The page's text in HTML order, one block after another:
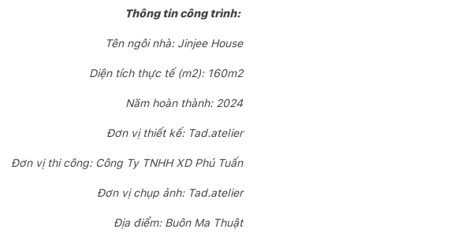
Thông tin công trình:
Tên ngôi nhà: Jinjee House
Diện tích thực tế (m2): 160m2
Năm hoàn thành: 2024
Đơn vị thiết kế: Tad.atelier
Đơn vị thi công: Công Ty TNHH XD Phú Tuấn
Đơn vị chụp ảnh: Tad.atelier
Địa điểm: Buôn Ma Thuật